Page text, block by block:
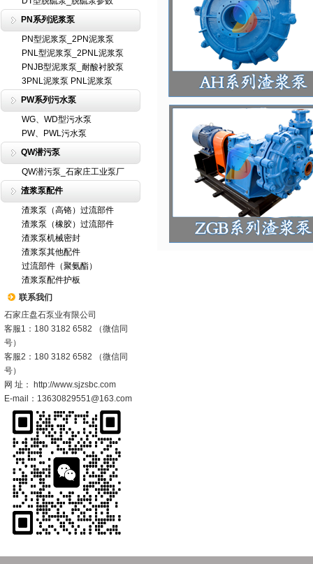
PN系列泥浆泵
PN型泥浆泵_2PN泥浆泵
PNL型泥浆泵_2PNL泥浆泵
PNJB型泥浆泵_耐酸衬胶泵
3PNL泥浆泵 PNL泥浆泵
PW系列污水泵
WG、WD型污水泵
PW、PWL污水泵
QW潜污泵
QW潜污泵_石家庄工业泵厂
渣浆泵配件
渣浆泵（高铬）过流部件
渣浆泵（橡胶）过流部件
渣浆泵机械密封
渣浆泵其他配件
过流部件（聚氨酯）
渣浆泵配件护板
联系我们
石家庄盘石泵业有限公司
客服1：180 3182 6582 （微信同
号）
客服2：180 3182 6582 （微信同
号）
网 址： http://www.sjzsbc.com
E-mail：13630829551@163.com